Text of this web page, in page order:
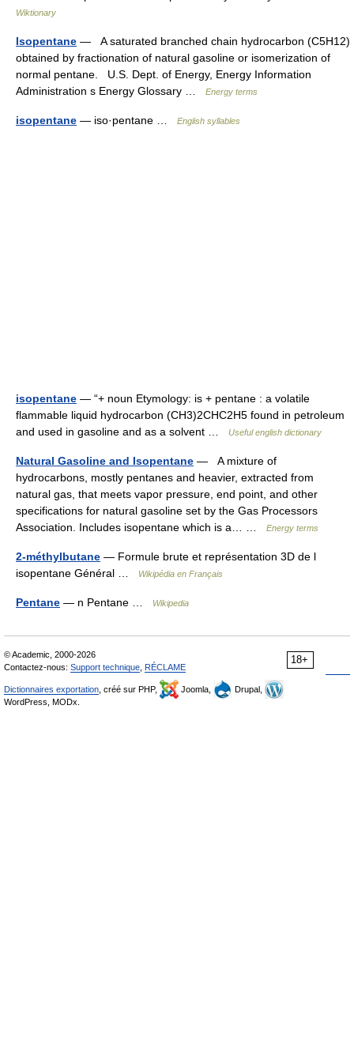
Wiktionary
Isopentane — A saturated branched chain hydrocarbon (C5H12)
obtained by fractionation of natural gasoline or isomerization of
normal pentane. U.S. Dept. of Energy, Energy Information
Administration s Energy Glossary …
Energy terms
isopentane — iso·pentane … English syllables
isopentane — “+ noun Etymology: is + pentane : a volatile
flammable liquid hydrocarbon (CH3)2CHC2H5 found in petroleum
and used in gasoline and as a solvent …
Useful english dictionary
Natural Gasoline and Isopentane — A mixture of
hydrocarbons, mostly pentanes and heavier, extracted from
natural gas, that meets vapor pressure, end point, and other
specifications for natural gasoline set by the Gas Processors
Association. Includes isopentane which is a… …
Energy terms
2-méthylbutane — Formule brute et représentation 3D de l
isopentane Général …
Wikipédia en Français
Pentane — n Pentane … Wikipedia
18+
© Academic, 2000-2026
Contactez-nous: Support technique RÉCLAME
Dictionnaires exportation , créé sur PHP, Joomla,
Drupal,
WordPress, MODx.